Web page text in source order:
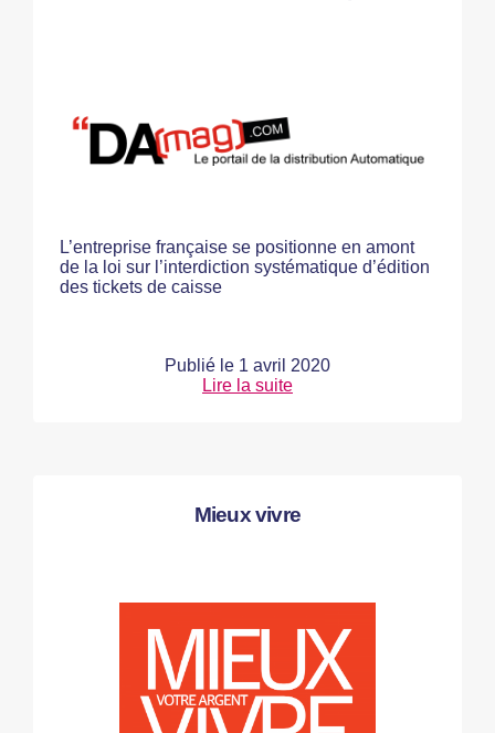
L’entreprise française se positionne en amont
de la loi sur l’interdiction systématique d’édition
des tickets de caisse
Publié le 1 avril 2020
Lire la suite
Mieux vivre